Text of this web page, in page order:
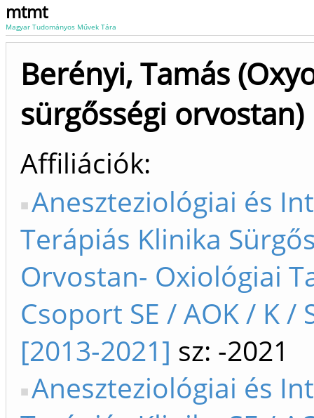
mtmt
Magyar Tudományos Művek Tára
Berényi, Tamás
sürgősségi orvostan)
Affiliációk
Aneszteziológiai és
Terápiás Klinika
Orvostan- Oxiológiai
Csoport SE / AOK / K /
[2013-2021] sz: -2021
Aneszteziológiai és